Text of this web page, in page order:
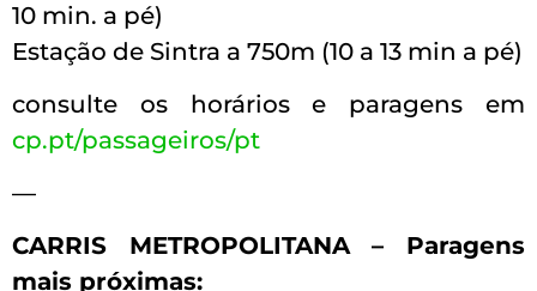
10 min. a pé)
Estação de Sintra a 750m (10 a 13 min a pé)
consulte os horários e paragens em
cp.pt/passageiros/pt
—
CARRIS METROPOLITANA – Paragens
mais próximas: